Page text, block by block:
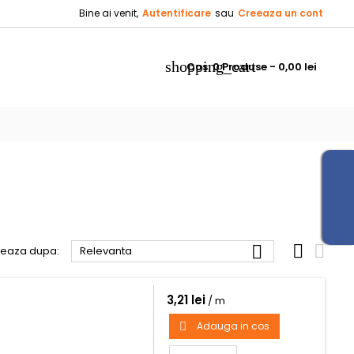
Bine ai venit, Autentificare sau Creeaza un cont
shopping_cart
Cos:0Produse - 0,00 lei
dupa: Relevanta   
3,21 lei / m
 Adauga in cos